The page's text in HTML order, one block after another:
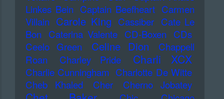
Linkes Bein Captain Beefheart Carmen
Villain Carole King Cassiber Cate Le
Bon
Caterina Valente CD-Boxen
CDs
Ceelo Green
Celine Dion
Chappell
Roan
Charley Pride Charli XCX
Charlie Cunningham Charlotte De Witte
Cheb Khaled
Cher Cherno Jobatey